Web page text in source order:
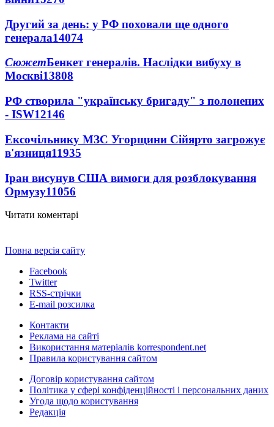
Другий за день: у РФ поховали ще одного
генерала14074
СюжетБенкет генералів. Наслідки вибуху в
Москві13808
РФ створила "українську бригаду" з полонених
- ISW12146
Ексочільнику МЗС Угорщини Сійярто загрожує
в'язниця11935
Іран висунув США вимоги для розблокування
Ормузу11056
Читати коментарі
Повна версія сайту
Facebook
Twitter
RSS-стрічки
E-mail розсилка
Контакти
Реклама на сайті
Використання матеріалів korrespondent.net
Правила користування сайтом
Договір користування сайтом
Політика у сфері конфіденційності і персональних даних
Угода щодо користування
Редакція